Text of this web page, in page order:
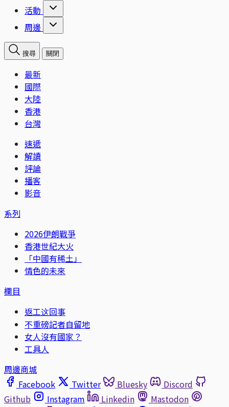
活動
周邊
搜尋 關閉
最新
國際
大陸
香港
台灣
速遞
解讀
評論
播客
影音
系列
2026伊朗戰爭
香港世紀大火
「中國有稀土」
情色的未來
欄目
返工这回事
不重磅記者自留地
女人沒有國家？
工具人
周邊商城
Facebook
Twitter Bluesky
Discord
Github
Instagram Linkedin
Mastodon